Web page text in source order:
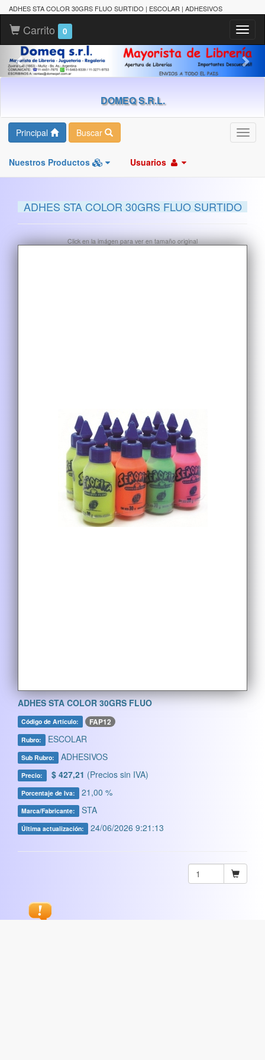
ADHES STA COLOR 30GRS FLUO SURTIDO | ESCOLAR | ADHESIVOS
Carrito 0
DOMEQ S.R.L.
Principal Buscar
Nuestros Productos Usuarios
ADHES STA COLOR 30GRS FLUO SURTIDO
Click en la imágen para ver en tamaño original
ADHES STA COLOR 30GRS FLUO
Código de Artículo: FAP12
Rubro: ESCOLAR
Sub Rubro: ADHESIVOS
Precio: $ 427,21 (Precios sin IVA)
Porcentaje de Iva: 21,00 %
Marca/Fabricante: STA
Última actualización: 24/06/2026 9:21:13